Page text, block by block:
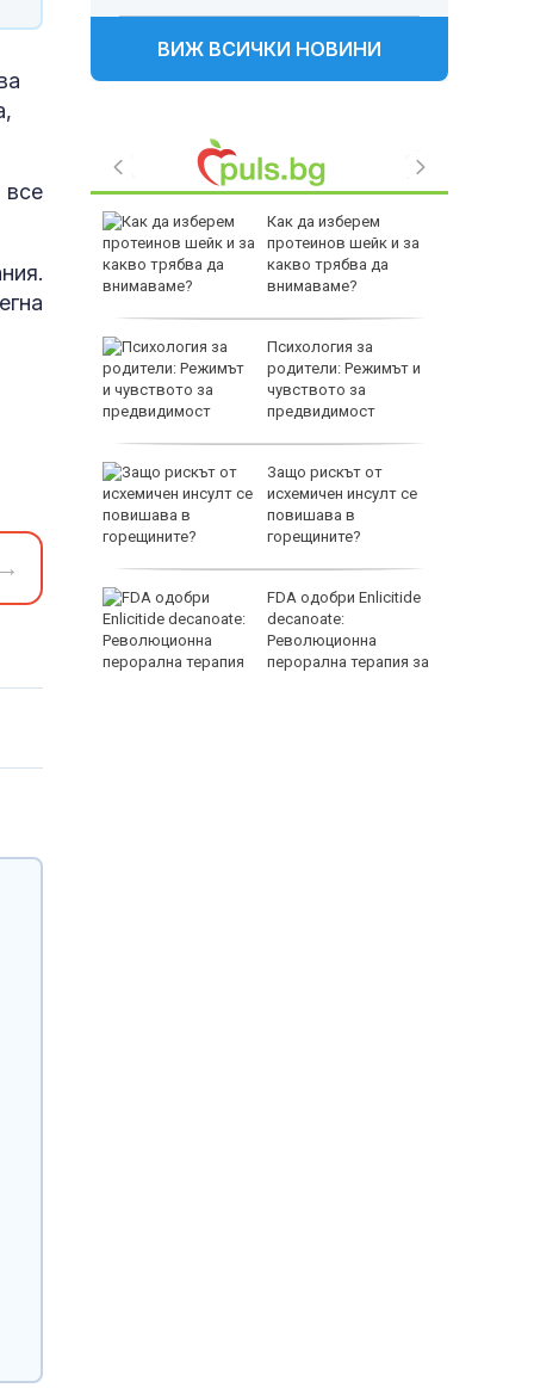
все
ВИЖ ВСИЧКИ НОВИНИ
Как да изберем
протеинов шейк и за
какво трябва да
внимаваме?
Психология за
родители: Режимът и
чувството за
предвидимост
Защо рискът от
исхемичен инсулт се
повишава в
горещините?
FDA одобри Еnlicitide
decanoate:
Революционна
перорална терапия за